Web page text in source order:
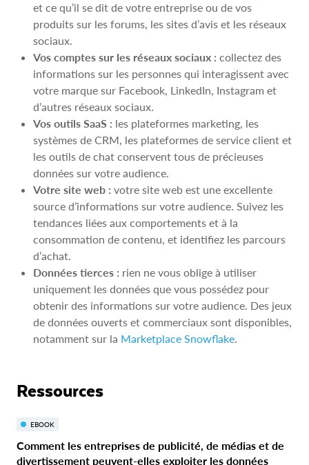
et ce qu’il se dit de votre entreprise ou de vos
produits sur les forums, les sites d’avis et les réseaux
sociaux.
Vos comptes sur les réseaux sociaux : collectez des
informations sur les personnes qui interagissent avec
votre marque sur Facebook, LinkedIn, Instagram et
d’autres réseaux sociaux.
Vos outils SaaS : les plateformes marketing, les
systèmes de CRM, les plateformes de service client et
les outils de chat conservent tous de précieuses
données sur votre audience.
Votre site web : votre site web est une excellente
source d’informations sur votre audience. Suivez les
tendances liées aux comportements et à la
consommation de contenu, et identifiez les parcours
d’achat.
Données tierces : rien ne vous oblige à utiliser
uniquement les données que vous possédez pour
obtenir des informations sur votre audience. Des jeux
de données ouverts et commerciaux sont disponibles,
notamment sur la Marketplace Snowflake.
Ressources
EBOOK
Comment les entreprises de publicité, de médias et de
divertissement peuvent-elles exploiter les données